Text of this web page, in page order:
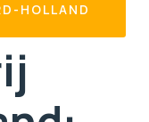
HOLLAND